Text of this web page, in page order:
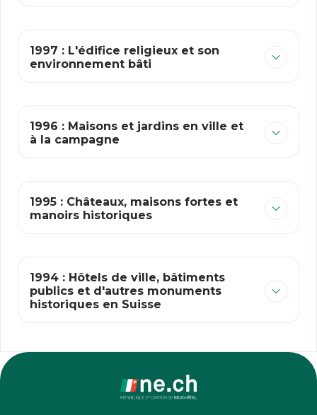
1997 : L'édifice religieux et son
environnement bâti
1996 : Maisons et jardins en ville et
à la campagne
1995 : Châteaux, maisons fortes et
manoirs historiques
1994 : Hôtels de ville, bâtiments
publics et d'autres monuments
historiques en Suisse